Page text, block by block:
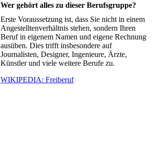
Wer gehört alles zu dieser Berufsgruppe?
Erste Voraussetzung ist, dass Sie nicht in einem
Angestelltenverhältnis stehen, sondern Ihren
Beruf in eigenem Namen und eigene Rechnung
ausüben. Dies trifft insbesondere auf
Journalisten, Designer, Ingenieure, Ärzte,
Künstler und viele weitere Berufe zu.
WIKIPEDIA: Freiberuf